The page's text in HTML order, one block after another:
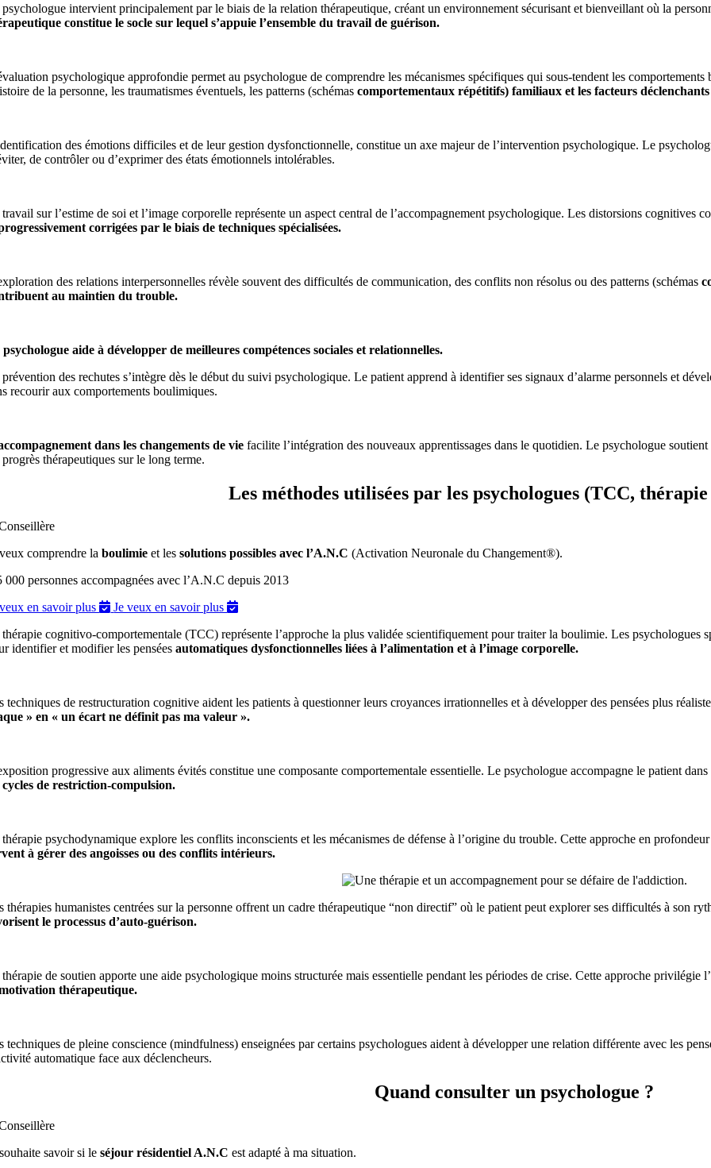
intervient principalement par le biais de la relation thérapeutique, créant un environnement sécurisant et bienveillant où la
constitue le socle sur lequel s’appuie l’ensemble du travail de guérison.
psychologique approfondie permet au psychologue de comprendre les mécanismes spécifiques qui sous-tendent les
de la personne, les traumatismes éventuels, les patterns (schémascomportementaux répétitifs) familiaux et les facteurs
des émotions difficiles et de leur gestion dysfonctionnelle, constitue un axe majeur de l’intervention psychologique. Le
de contrôler ou d’exprimer des états émotionnels intolérables.
sur l’estime de soi et l’image corporelle représente un aspect central de l’accompagnement psychologique. Les distorsions cognitives
corrigées par le biais de techniques spécialisées.
des relations interpersonnelles révèle souvent des difficultés de communication, des conflits non résolus ou des patterns (schémas
au maintien du trouble.
aide à développer de meilleures compétences sociales et relationnelles.
des rechutes s’intègre dès le début du suivi psychologique. Le patient apprend à identifier ses signaux d’alarme personnels et
recourir aux comportements boulimiques.
dans les changements de vie facilite l’intégration des nouveaux apprentissages dans le quotidien. Le psychologue
progrès thérapeutiques sur le long terme.
Les méthodes utilisées par les psychologues (TCC,
comprendre laboulimie et lessolutions possibles avec l’A.N.C (Activation Neuronale du Changement®).
000 personnes accompagnées avec l’A.N.C depuis 2013
en savoir plus
Je veux en savoir plus
cognitivo-comportementale (TCC) représente l’approche la plus validée scientifiquement pour traiter la boulimie. Les psychologues
identifier et modifier les penséesautomatiques dysfonctionnelles liées à l’alimentation et à l’image corporelle.
techniques de restructuration cognitive aident les patients à questionner leurs croyances irrationnelles et à développer des pensées plus
» en « un écart ne définit pas ma valeur ».
progressive aux aliments évités constitue une composante comportementale essentielle. Le psychologue accompagne le patient
cycles de restriction-compulsion.
psychodynamique explore les conflits inconscients et les mécanismes de défense à l’origine du trouble. Cette approche en
à gérer des angoisses ou des conflits intérieurs.
thérapies humanistes centrées sur la personne offrent un cadre thérapeutique “non directif” où le patient peut explorer ses difficultés à son
le processus d’auto-guérison.
de soutien apporte une aide psychologique moins structurée mais essentielle pendant les périodes de crise. Cette approche privilégie
thérapeutique.
techniques de pleine conscience (mindfulness) enseignées par certains psychologues aident à développer une relation différente avec les
automatique face aux déclencheurs.
Quand consulter un psychologue ?
savoir si leséjour résidentiel A.N.C est adapté à ma situation.